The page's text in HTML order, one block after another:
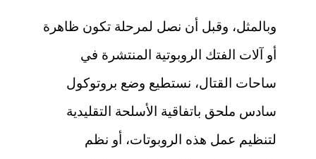
وبالمثل، وقبل أن نصل لمرحلة تكون ظاهرة
أو آلات الفتك الروبوتية المنتشرة في
ساحات القتال، نستطيع وضع بروتوكول
سادس ملحق باتفاقية الأسلحة التقليدية
لتنظيم عمل هذه الروبوتات، أو نظم